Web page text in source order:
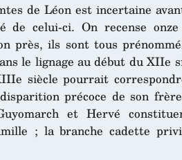
de Léon est incertaine
de celui-ci. On recense
près, ils sont tous
le lignage au début du XIIe
siècle pourrait
précoce de son
et Hervé
; la branche cadette